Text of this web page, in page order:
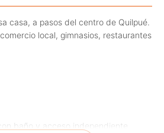
casa, a pasos del centro de Quilpué.
local, gimnasios, restaurantes
baño y acceso independiente